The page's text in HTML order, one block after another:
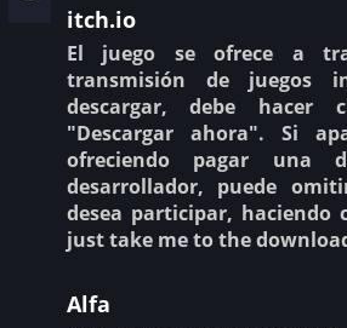
itch.io
El juego se ofrece a
transmisión de juegos
descargar, debe
"Descargar ahora". Si
ofreciendo pagar una
desarrollador, puede
desea participar, haciendo
just take me to the
Alfa